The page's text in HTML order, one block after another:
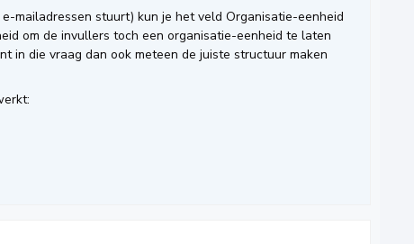
mailadressen stuurt) kun je het veld Organisatie-eenheid
om de invullers toch een organisatie-eenheid te laten
in die vraag dan ook meteen de juiste structuur maken